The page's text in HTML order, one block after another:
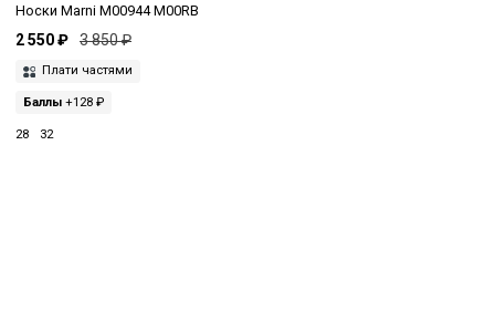
Носки Marni M00944 M00RB
2 550 ₽ 3 850 ₽
Плати частями
Баллы +128 ₽
28 32